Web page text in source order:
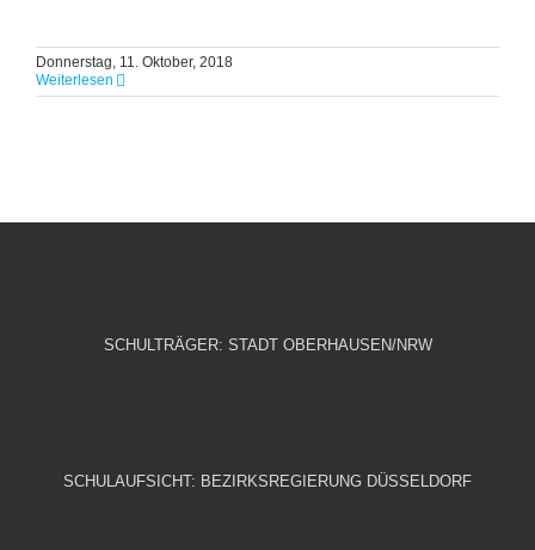
Donnerstag, 11. Oktober, 2018
Weiterlesen
SCHULTRÄGER: STADT OBERHAUSEN/NRW
SCHULAUFSICHT: BEZIRKSREGIERUNG DÜSSELDORF